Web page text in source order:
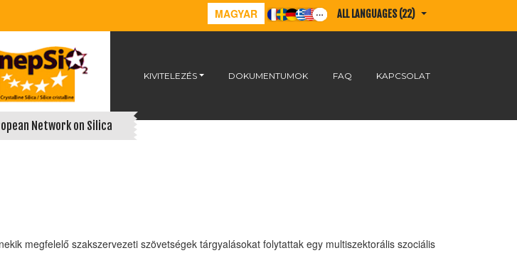
MAGYAR ALL LANGUAGES (22)
Network on Silica
KIVITELEZÉS DOKUMENTUMOK FAQ KAPCSOLAT
megfelelő szakszervezeti szövetségek tárgyalásokat folytattak egy multiszektorális szociális